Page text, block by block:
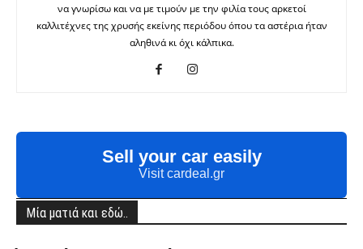
να γνωρίσω και να με τιμούν με την φιλία τους αρκετοί
καλλιτέχνες της χρυσής εκείνης περιόδου όπου τα αστέρια ήταν
αληθινά κι όχι κάλπικα.
Sell your car easily
Visit cardeal.gr
Μία ματιά και εδώ..